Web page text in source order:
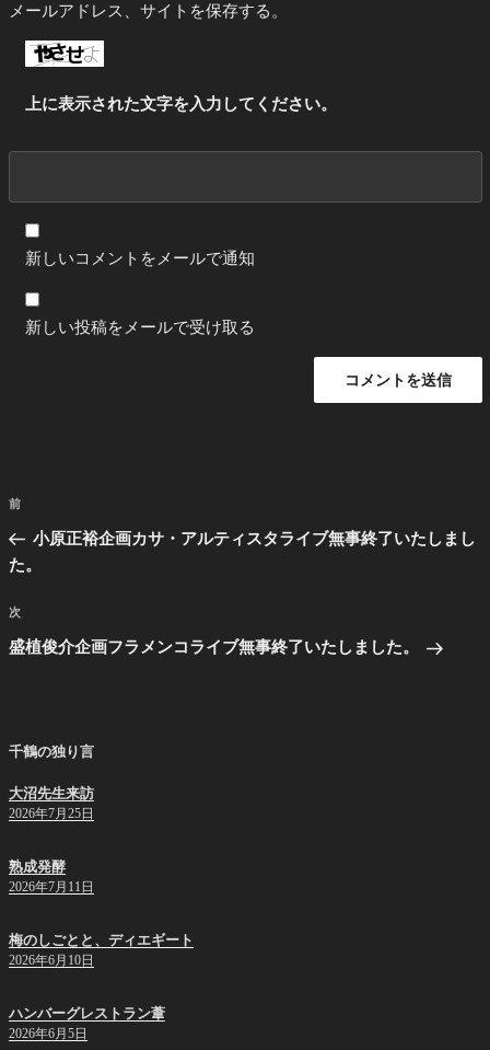
メールアドレス、サイトを保存する。
上に表示された文字を入力してください。
新しいコメントをメールで通知
新しい投稿をメールで受け取る
投
ナ
ゲ
ー
前
の
投
前
小原正裕企画カサ・アルティスタライブ無事終了いたしまし
た。
次
の
次
盛植俊介企画フラメンコライブ無事終了いたしました。
千鶴の独り言
大沼先生来訪
2026年7月25日
熟成発酵
2026年7月11日
梅のしごとと、ディエギート
2026年6月10日
ハンバーグレストラン葦
2026年6月5日